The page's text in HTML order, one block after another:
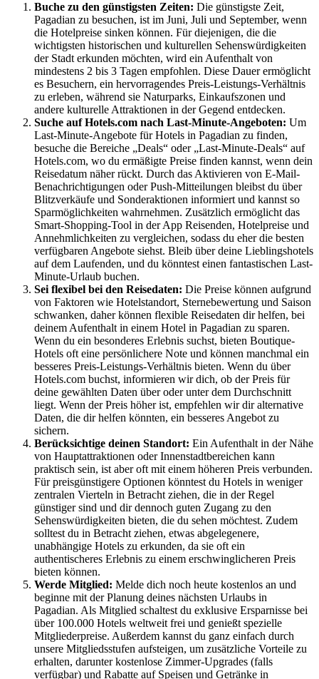
Buche zu den günstigsten Zeiten: Die günstigste Zeit,
Pagadian zu besuchen, ist im Juni, Juli und September, wenn
die Hotelpreise sinken können. Für diejenigen, die die
wichtigsten historischen und kulturellen Sehenswürdigkeiten
der Stadt erkunden möchten, wird ein Aufenthalt von
mindestens 2 bis 3 Tagen empfohlen. Diese Dauer ermöglicht
es Besuchern, ein hervorragendes Preis-Leistungs-Verhältnis
zu erleben, während sie Naturparks, Einkaufszonen und
andere kulturelle Attraktionen in der Gegend entdecken.
Suche auf Hotels.com nach Last-Minute-Angeboten: Um
Last-Minute-Angebote für Hotels in Pagadian zu finden,
besuche die Bereiche „Deals“ oder „Last-Minute-Deals“ auf
Hotels.com, wo du ermäßigte Preise finden kannst, wenn dein
Reisedatum näher rückt. Durch das Aktivieren von E-Mail-
Benachrichtigungen oder Push-Mitteilungen bleibst du über
Blitzverkäufe und Sonderaktionen informiert und kannst so
Sparmöglichkeiten wahrnehmen. Zusätzlich ermöglicht das
Smart-Shopping-Tool in der App Reisenden, Hotelpreise und
Annehmlichkeiten zu vergleichen, sodass du eher die besten
verfügbaren Angebote siehst. Bleib über deine Lieblingshotels
auf dem Laufenden, und du könntest einen fantastischen Last-
Minute-Urlaub buchen.
Sei flexibel bei den Reisedaten: Die Preise können aufgrund
von Faktoren wie Hotelstandort, Sternebewertung und Saison
schwanken, daher können flexible Reisedaten dir helfen, bei
deinem Aufenthalt in einem Hotel in Pagadian zu sparen.
Wenn du ein besonderes Erlebnis suchst, bieten Boutique-
Hotels oft eine persönlichere Note und können manchmal ein
besseres Preis-Leistungs-Verhältnis bieten. Wenn du über
Hotels.com buchst, informieren wir dich, ob der Preis für
deine gewählten Daten über oder unter dem Durchschnitt
liegt. Wenn der Preis höher ist, empfehlen wir dir alternative
Daten, die dir helfen könnten, ein besseres Angebot zu
sichern.
Berücksichtige deinen Standort: Ein Aufenthalt in der Nähe
von Hauptattraktionen oder Innenstadtbereichen kann
praktisch sein, ist aber oft mit einem höheren Preis verbunden.
Für preisgünstigere Optionen könntest du Hotels in weniger
zentralen Vierteln in Betracht ziehen, die in der Regel
günstiger sind und dir dennoch guten Zugang zu den
Sehenswürdigkeiten bieten, die du sehen möchtest. Zudem
solltest du in Betracht ziehen, etwas abgelegenere,
unabhängige Hotels zu erkunden, da sie oft ein
authentischeres Erlebnis zu einem erschwinglicheren Preis
bieten können.
Werde Mitglied: Melde dich noch heute kostenlos an und
beginne mit der Planung deines nächsten Urlaubs in
Pagadian. Als Mitglied schaltest du exklusive Ersparnisse bei
über 100.000 Hotels weltweit frei und genießt spezielle
Mitgliederpreise. Außerdem kannst du ganz einfach durch
unsere Mitgliedsstufen aufsteigen, um zusätzliche Vorteile zu
erhalten, darunter kostenlose Zimmer-Upgrades (falls
verfügbar) und Rabatte auf Speisen und Getränke in